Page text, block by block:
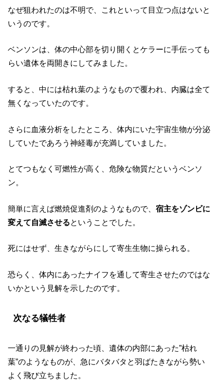
なぜ狙われたのは不明で、これといって目立つ点はないと
いうのです。
ベンソンは、体の中心部を切り開くとケラーに手伝っても
らい遺体を両開きにしてみました。
すると、中には枯れ葉のようなもので覆われ、内臓は全て
無くなっていたのです。
さらに血液分析をしたところ、体内にいた宇宙生物が分泌
していたであろう神経毒が充満していました。
とてつもなく可燃性が高く、危険な物質だというベンソ
ン。
簡単に言えば燃焼促進剤のようなもので、 宿主をゾンビに
変えて自滅させるということでした。
死にはせず、生きながらにして寄生生物に操られる。
恐らく、体内にあったナイフを通して寄生させたのではな
いかという見解を示したのです。
次なる犠牲者
一通りの見解が終わった頃、遺体の内部にあった”枯れ
葉”のようなものが、急にバタバタと羽ばたきながら勢い
よく飛び立ちました。